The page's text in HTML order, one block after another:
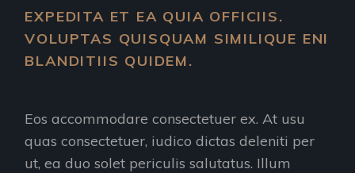
EXPEDITA ET EA QUIA OFFICIIS.
VOLUPTAS QUISQUAM SIMILIQUE ENI
BLANDITIIS QUIDEM.
Eos accommodare consectetuer ex. At usu
quas consectetuer, iudico dictas deleniti per
ut, ea duo solet periculis salutatus. Illum